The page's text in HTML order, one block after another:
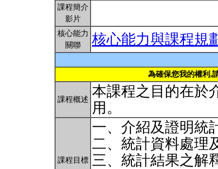
課程簡介
影片
核心能力
關聯
核心能力與課程規
為確保您我的權利,
課程概述 本課程之目的在於
用。
課程目標
一、介紹及證明統
二、統計資料處理
三、統計結果之解